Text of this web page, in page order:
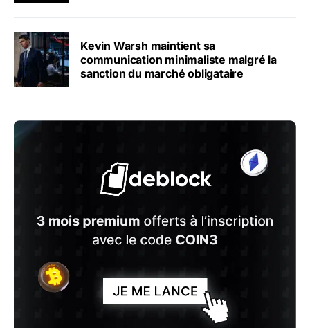
Kevin Warsh maintient sa
communication minimaliste malgré la
sanction du marché obligataire